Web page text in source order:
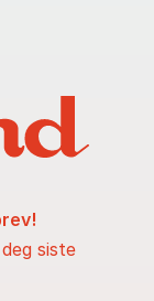
siste